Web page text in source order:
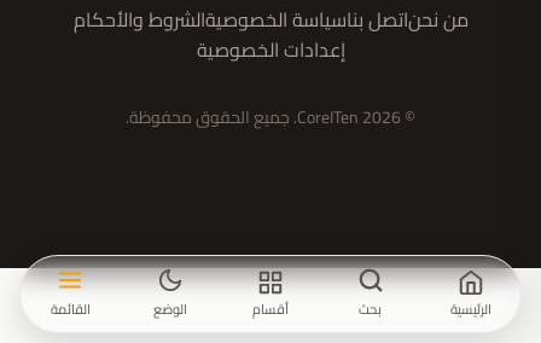
الرئيسية بحث أقسام الوضع القائمة
من نحناتصل بناسياسة الخصوصيةالشروط والأحكام
إعدادات الخصوصية
© 2026 CoreITen. جميع الحقوق محفوظة.